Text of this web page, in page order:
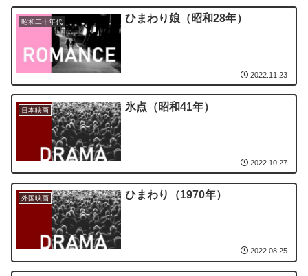
昭和二十年代 ひまわり娘（昭和28年）
2022.11.23
日本映画 氷点（昭和41年）
2022.10.27
外国映画 ひまわり（1970年）
2022.08.25